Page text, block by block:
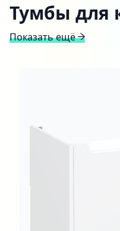
Тумбы для
Показать ещё